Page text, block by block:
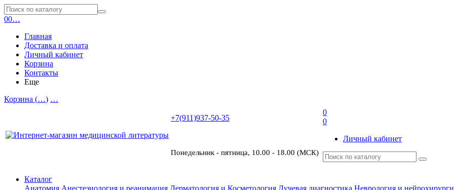
00…
Главная
Доставка и оплата
Личный кабинет
Корзина
Контакты
Еще
Корзина (…) …
+7(911)937-50-35
Понедельник - пятница, 10.00 - 18.00 (МСК)
0
0
Личный кабинет
Каталог
Анатомия Анестезиология и реанимация Дерматология и Косметология Лучевая диагностика Неврология и